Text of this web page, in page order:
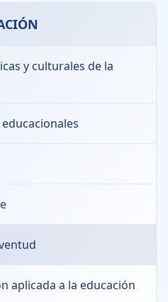
y culturales de la
aplicada a la educación